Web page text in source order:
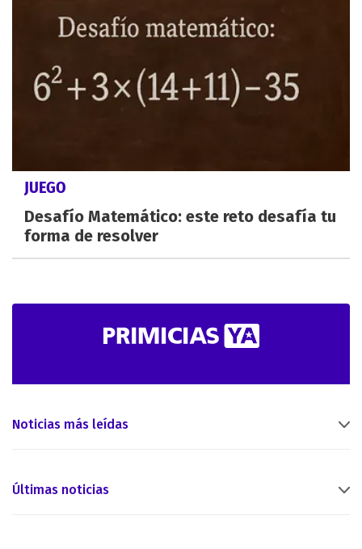
JUEGO
Desafío Matemático: este reto desafía tu
forma de resolver
Noticias más leídas
Últimas noticias